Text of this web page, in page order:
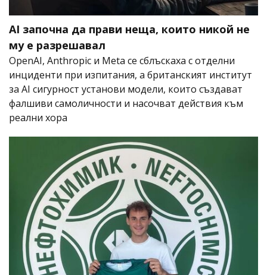
AI започна да прави неща, които никой не
му е разрешавал
OpenAI, Anthropic и Meta се сблъскаха с отделни
инциденти при изпитания, а британският институт
за AI сигурност установи модели, които създават
фалшиви самоличности и насочват действия към
реални хора